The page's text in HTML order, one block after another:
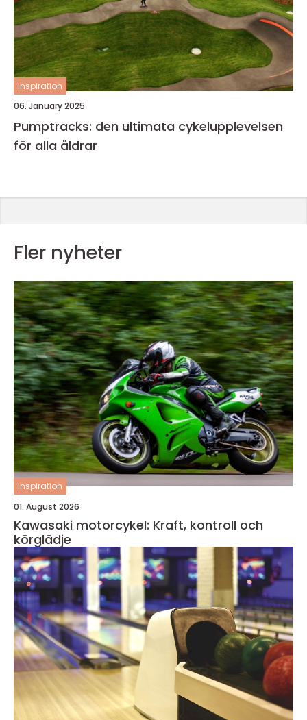
inspiration
06. January 2025
Pumptracks: den ultimata cykelupplevelsen
för alla åldrar
Fler nyheter
inspiration
01. August 2026
Kawasaki motorcykel: Kraft, kontroll och
körglädje